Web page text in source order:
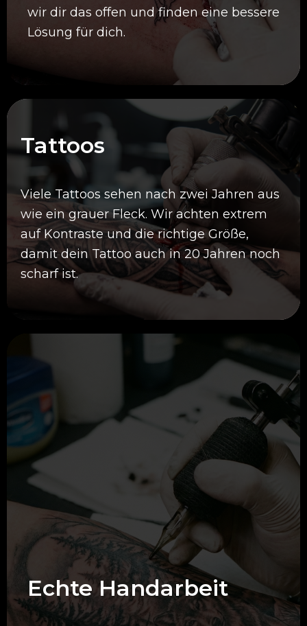
wir dir das offen und finden eine bessere
Lösung für dich.
Tattoos
Viele Tattoos sehen nach zwei Jahren aus
wie ein grauer Fleck. Wir achten extrem
auf Kontraste und die richtige Größe,
damit dein Tattoo auch in 20 Jahren noch
scharf ist.
Echte Handarbeit